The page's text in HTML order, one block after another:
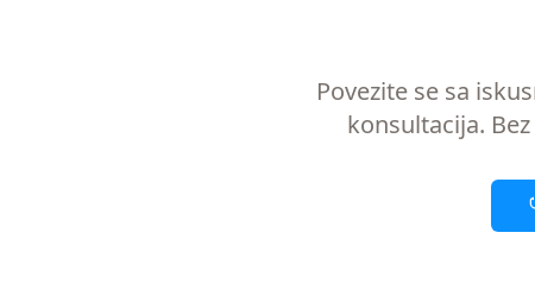
Povezite se sa
konsultacija.